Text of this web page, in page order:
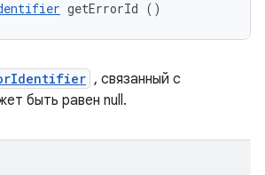
getErrorId ()
, связанный с
быть равен null.